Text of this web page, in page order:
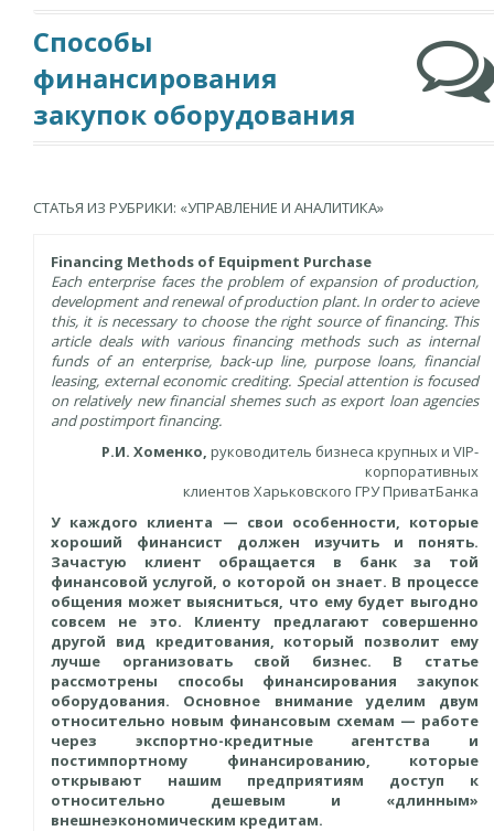
Способы
финансирования
закупок оборудования
СТАТЬЯ ИЗ РУБРИКИ: «УПРАВЛЕНИЕ И АНАЛИТИКА»
Financing Methods of Equipment Purchase
Each enterprise faces the problem of expansion of production,
development and renewal of production plant. In order to acieve
this, it is necessary to choose the right source of financing. This
article deals with various financing methods such as internal
funds of an enterprise, back-up line, purpose loans, financial
leasing, external economic crediting. Special attention is focused
on relatively new financial shemes such as export loan agencies
and postimport financing.
Р.И. Хоменко, руководитель бизнеса крупных и VIP-
корпоративных
клиентов Харьковского ГРУ ПриватБанка
У каждого клиента — свои особенности, которые
хороший финансист должен изучить и понять.
Зачастую клиент обращается в банк за той
финансовой услугой, о которой он знает. В процессе
общения может выясниться, что ему будет выгодно
совсем не это. Клиенту предлагают совершенно
другой вид кредитования, который позволит ему
лучше организовать свой бизнес. В статье
рассмотрены способы финансирования закупок
оборудования. Основное внимание уделим двум
относительно новым финансовым схемам — работе
через экспортно-кредитные агентства и
постимпортному финансированию, которые
открывают нашим предприятиям доступ к
относительно дешевым и «длинным»
внешнеэкономическим кредитам.